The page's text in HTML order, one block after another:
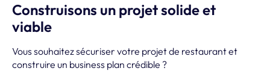
Construisons un projet solide et
viable
Vous souhaitez sécuriser votre projet de restaurant et
construire un business plan crédible ?